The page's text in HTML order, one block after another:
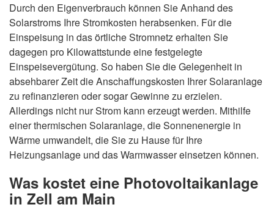
Durch den Eigenverbrauch können Sie Anhand des
Solarstroms Ihre Stromkosten herabsenken. Für die
Einspeisung in das örtliche Stromnetz erhalten Sie
dagegen pro Kilowattstunde eine festgelegte
Einspeisevergütung. So haben Sie die Gelegenheit in
absehbarer Zeit die Anschaffungskosten Ihrer Solaranlage
zu refinanzieren oder sogar Gewinne zu erzielen.
Allerdings nicht nur Strom kann erzeugt werden. Mithilfe
einer thermischen Solaranlage, die Sonnenenergie in
Wärme umwandelt, die Sie zu Hause für Ihre
Heizungsanlage und das Warmwasser einsetzen können.
Was kostet eine Photovoltaikanlage
in Zell am Main